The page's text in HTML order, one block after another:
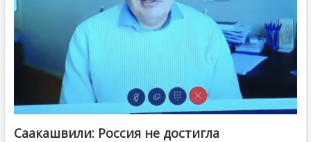
Саакашвили: Россия не достигла